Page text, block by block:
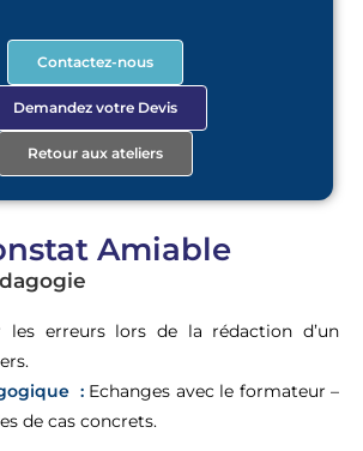
Amiable
les erreurs lors de la rédaction d’un
: Echanges avec le formateur –
de cas concrets.
Contactez-nous
Demandez votre Devis
Retour aux ateliers